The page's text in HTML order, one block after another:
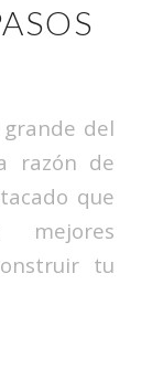
del
razón de
que
tu